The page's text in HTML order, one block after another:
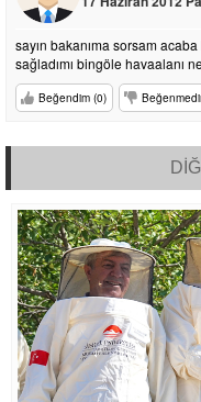
sayın bakanıma sorsam
sağladımı bingöle havaalanı
Beğendim (0)